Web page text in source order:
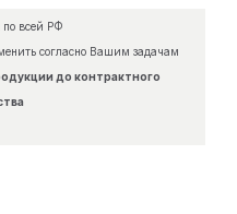
по всей РФ
согласно Вашим задачам
до контрактного